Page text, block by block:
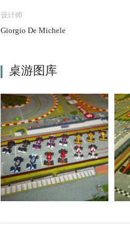
设计师
Giorgio De Michele
桌游图库